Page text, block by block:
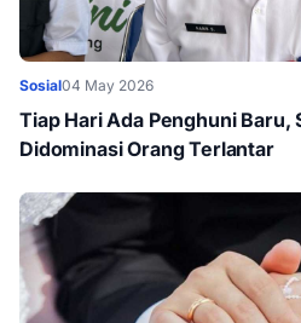
Sosial04 May 2026
Tiap Hari Ada Penghuni
Didominasi Orang Terlantar